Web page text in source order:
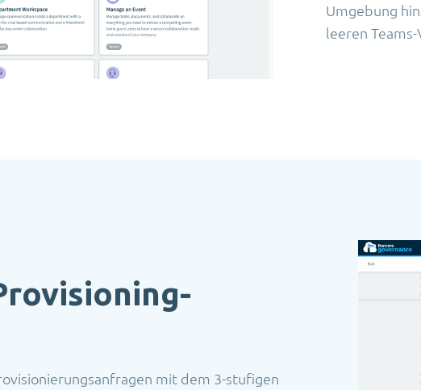
Umgebung
leeren
mit dem 3-stufigen